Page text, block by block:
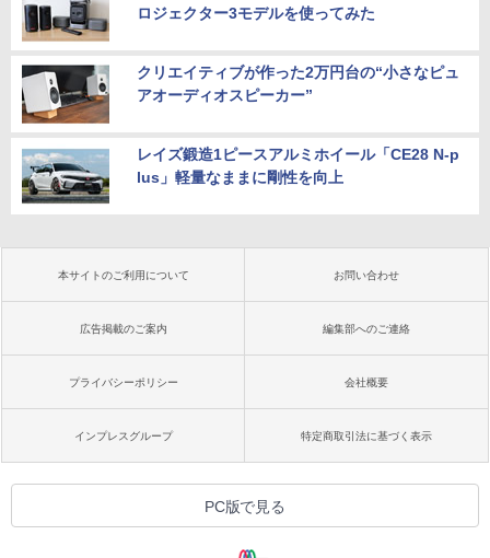
ロジェクター3モデルを使ってみた
クリエイティブが作った2万円台の“小さなピュ
アオーディオスピーカー”
レイズ鍛造1ピースアルミホイール「CE28 N-p
lus」軽量なままに剛性を向上
本サイトのご利用について お問い合わせ
広告掲載のご案内 編集部へのご連絡
プライバシーポリシー 会社概要
インプレスグループ 特定商取引法に基づく表示
PC版で見る